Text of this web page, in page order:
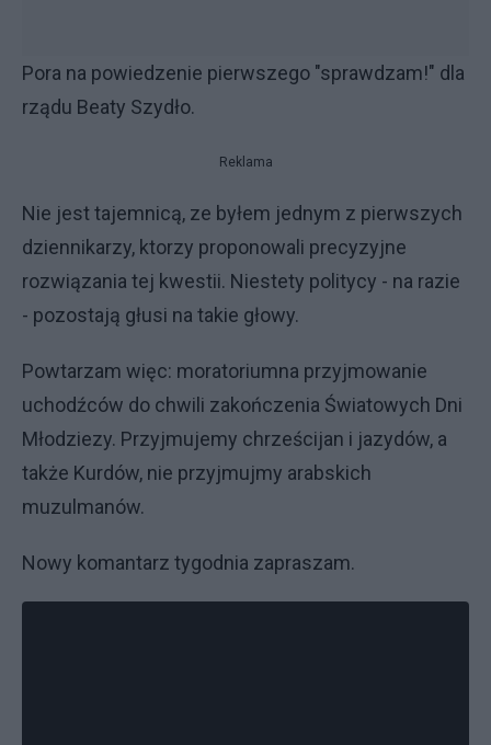
Pora na powiedzenie pierwszego "sprawdzam!" dla
rządu Beaty Szydło.
Reklama
Nie jest tajemnicą, ze byłem jednym z pierwszych
dziennikarzy, ktorzy proponowali precyzyjne
rozwiązania tej kwestii. Niestety politycy - na razie
- pozostają głusi na takie głowy.
Powtarzam więc: moratoriumna przyjmowanie
uchodźców do chwili zakończenia Światowych Dni
Młodziezy. Przyjmujemy chrześcijan i jazydów, a
także Kurdów, nie przyjmujmy arabskich
muzulmanów.
Nowy komantarz tygodnia zapraszam.